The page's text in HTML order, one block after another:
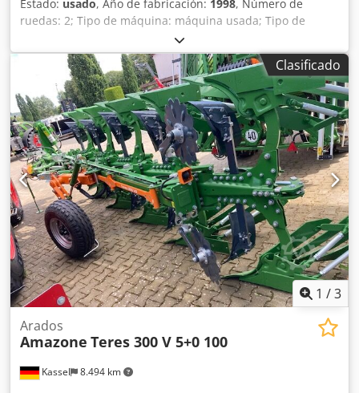
Estado: usado, Año de fabricación: 1998, Número de
ruedas: 2; Tipo de máquina: máquina usada; Tipo de
bastidor: montaje; Sistema de fertilización / sinfín de
fertilizante / Dsdpfx Aor Ncfqok Eskr
Clasificado
1 /3
Kassel 8.494 km
Arados
Amazone Teres 300 V 5+0 100